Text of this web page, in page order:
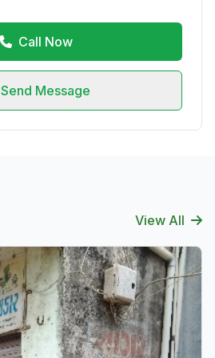
Call Now
Send Message
View All